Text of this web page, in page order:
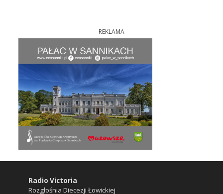
REKLAMA
Radio Victoria
Rozgłośnia Diecezji Łowickiej